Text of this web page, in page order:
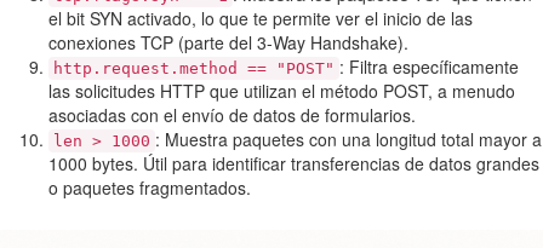
el bit SYN activado, lo que te permite ver el inicio de las
conexiones TCP (parte del 3-Way Handshake).
http.request.method == "POST" : Filtra específicamente
las solicitudes HTTP que utilizan el método POST, a menudo
asociadas con el envío de datos de formularios.
len > 1000 : Muestra paquetes con una longitud total mayor a
1000 bytes. Útil para identificar transferencias de datos grandes
o paquetes fragmentados.